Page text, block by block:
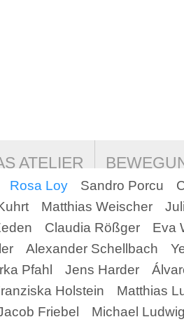
ATELIER
(EU)
Rosa Loy Sandro Porcu
Matthias Weischer
Claudia Rößger
Eva
Alexander Schellbach
Pfahl Jens Harder
Holstein
Matthias
Friebel
Michael